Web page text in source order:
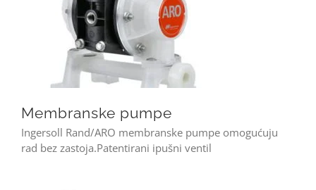
Membranske pumpe
Ingersoll Rand/ARO membranske pumpe omogućuju
rad bez zastoja.Patentirani ipušni ventil